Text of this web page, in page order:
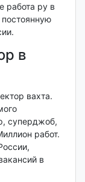
работа ру в
в
вахта.
суперджоб,
работ.
в